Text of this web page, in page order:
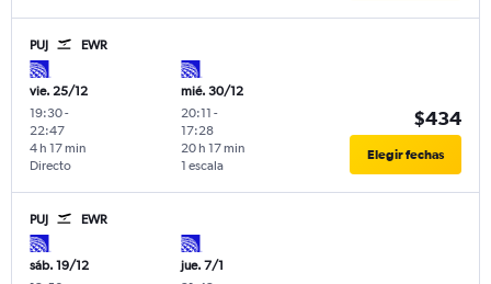
PUJ EWR
vie. 25/12
19:30-
22:47
Directo
4 h 17 min
mié. 30/12
20:11 -
17:28
1 escala
20 h 17 min
$434
Elegir fechas
PUJ EWR
sáb. 19/12
jue. 7/1